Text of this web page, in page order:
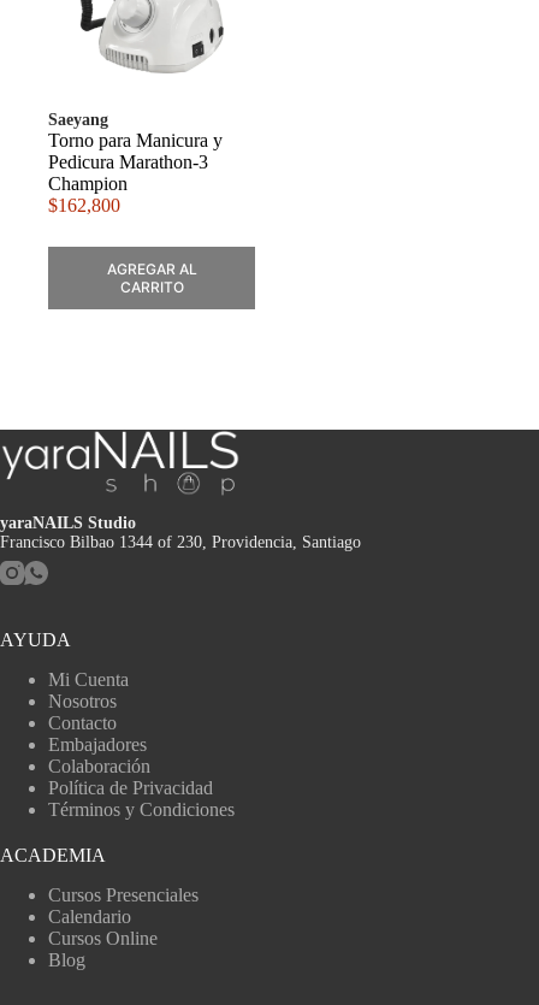
Saeyang
Torno para Manicura y
Pedicura Marathon-3
Champion
$162,800
AGREGAR AL
CARRITO
yaraNAILS Studio
Francisco Bilbao 1344 of 230, Providencia, Santiago
AYUDA
Mi Cuenta
Nosotros
Contacto
Embajadores
Colaboración
Política de Privacidad
Términos y Condiciones
ACADEMIA
Cursos Presenciales
Calendario
Cursos Online
Blog